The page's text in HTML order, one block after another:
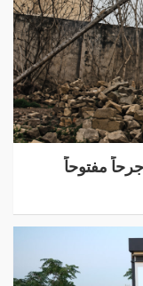
مفتوحاً